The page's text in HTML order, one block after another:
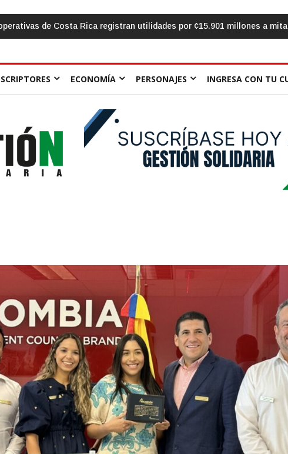
un entorno de mayor provisión crediticiaEl aula frente al «sálvese
ECONOMÍA PERSONAJES INGRESA CON TU